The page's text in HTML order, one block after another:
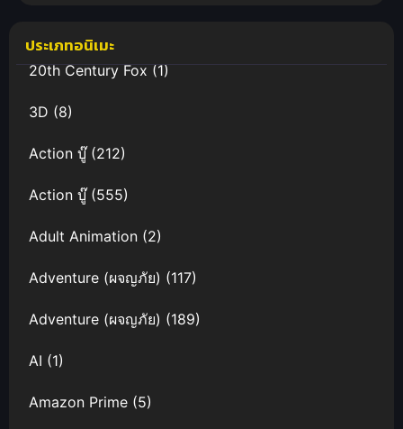
ประเภทอนิเมะ
20th Century Fox(1)
3D (8)
Action บู๊(212)
Action บู๊(555)
Adult Animation (2)
Adventure (ผจญภัย) (117)
Adventure (ผจญภัย) (189)
AI (1)
Amazon Prime (5)